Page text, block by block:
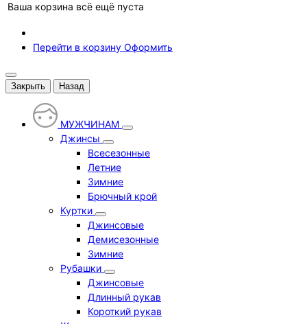
Ваша корзина всё ещё пуста
Перейти в корзину Оформить
Закрыть Назад
МУЖЧИНАМ
Джинсы
Всесезонные
Летние
Зимние
Брючный крой
Куртки
Джинсовые
Демисезонные
Зимние
Рубашки
Джинсовые
Длинный рукав
Короткий рукав